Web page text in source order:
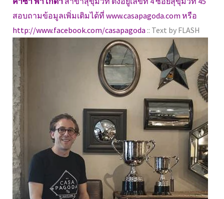
สอบถามข้อมูลเพิ่มเติมได้ที่ www.casapagoda.com หรือ
http://www.facebook.com/casapagoda :: Text by FLASH